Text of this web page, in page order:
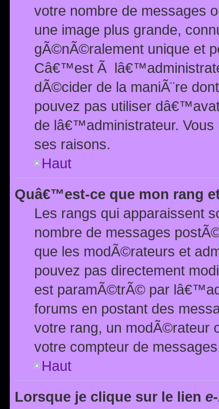
votre nombre de messages
une image plus grande,
gÃ©nÃ©ralement unique et
Câ€™est Ã
dÃ©cider de la maniÃ¨re
pouvez pas utiliser
de lâ€™administrateur.
ses raisons.
Haut
Quâ€™est-ce que mon rang
Les rangs qui apparaissent
nombre de messages
que les modÃ©rateurs et
pouvez pas directement
est paramÃ©trÃ© par
forums en postant des
votre rang, un modÃ©rateur
votre compteur de
Haut
Lorsque je clique sur le lien